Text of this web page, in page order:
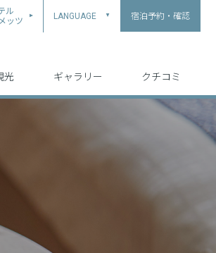
ル
ッツ
LANGUAGE ▲ 宿泊予約・確認
光 ギャラリー クチコミ